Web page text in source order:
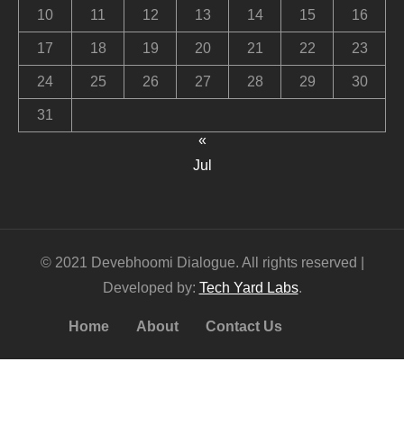
10 11 12 13 14 15 16
17 18 19 20 21 22 23
24 25 26 27 28 29 30
31
«
Jul
© 2021 Devebhoomi Dialogue. All rights reserved |
Developed by: Tech Yard Labs.
Home About Contact Us